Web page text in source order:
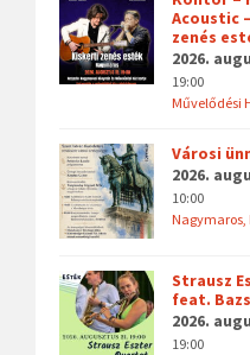
Acoustic
zenés
2026.
19:00
Művelődési
Városi
2026.
10:00
Nagymaros,
Strausz
feat.
2026.
19:00